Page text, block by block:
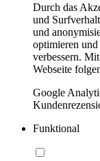
Durch das
und
und
optimieren und
verbessern.
Webseite
Google
Funktional